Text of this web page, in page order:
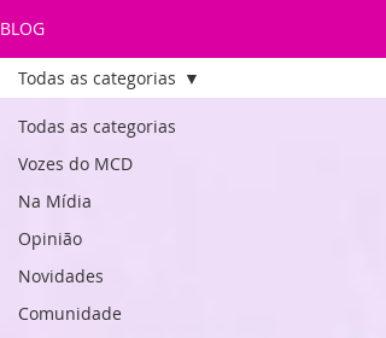
BLOG
Todas as categorias
Vozes do MCD
Na Mídia
Opinião
Novidades
Comunidade
Todas as categorias